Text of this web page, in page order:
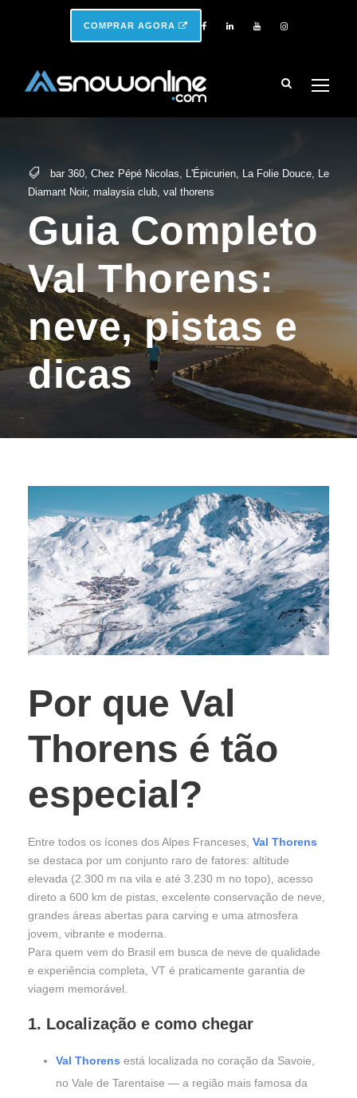
COMPRAR AGORA
bar 360, Chez Pépé Nicolas, L'Épicurien, La Folie Douce, Le
Diamant Noir, malaysia club val thorens
Guia Completo
Val Thorens:
neve, pistas e
dicas
Por que Val
Thorens é tão
especial?
Entre todos os ícones dos Alpes Franceses, Val Thorens
se destaca por um conjunto raro de fatores: altitude
elevada (2.300 m na vila e até 3.230 m no topo), acesso
direto a 600 km de pistas, excelente conservação de neve,
grandes áreas abertas para carving e uma atmosfera
jovem, vibrante e moderna.
Para quem vem do Brasil em busca de neve de qualidade
e experiência completa, VT é praticamente garantia de
viagem memorável.
1. Localização e como chegar
Val Thorens está localizada no coração da Savoie,
no Vale de Tarentaise — a região mais famosa da